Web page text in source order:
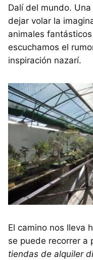
Dalí del mundo.
dejar volar la
animales
escuchamos el
inspiración nazarí.
El camino nos lleva
se puede recorrer a
tiendas de alquiler